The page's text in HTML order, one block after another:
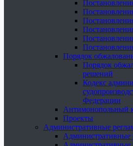
Порядок
Порядок
решений
Кодекс
Федерации
Антимонопольный
Проекты
Административные
Административные